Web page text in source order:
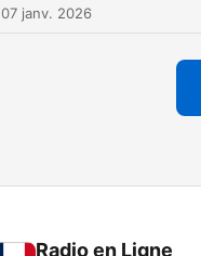
07 janv. 2026
Radio en Ligne